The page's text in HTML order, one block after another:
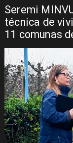
Seremi
técnica de
11 comunas